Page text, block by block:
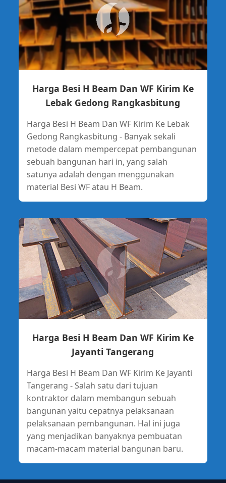
Harga Besi H Beam Dan WF Kirim Ke
Lebak Gedong Rangkasbitung
Harga Besi H Beam Dan WF Kirim Ke Lebak
Gedong Rangkasbitung - Banyak sekali
metode dalam mempercepat pembangunan
sebuah bangunan hari in, yang salah
satunya adalah dengan menggunakan
material Besi WF atau H Beam.
Harga Besi H Beam Dan WF Kirim Ke
Jayanti Tangerang
Harga Besi H Beam Dan WF Kirim Ke Jayanti
Tangerang - Salah satu dari tujuan
kontraktor dalam membangun sebuah
bangunan yaitu cepatnya pelaksanaan
pelaksanaan pembangunan. Hal ini juga
yang menjadikan banyaknya pembuatan
macam-macam material bangunan baru.